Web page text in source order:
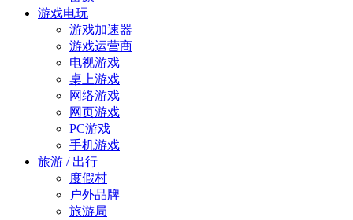
游戏电玩
游戏加速器
游戏运营商
电视游戏
桌上游戏
网络游戏
网页游戏
PC游戏
手机游戏
旅游 / 出行
度假村
户外品牌
旅游局